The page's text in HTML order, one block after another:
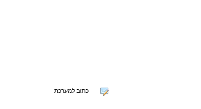
כתוב למערכת